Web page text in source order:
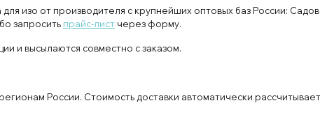
изо от производителя с крупнейших оптовых баз России:
запросить прайс-лист через форму.
и высылаются совместно с заказом.
России. Стоимость доставки автоматически